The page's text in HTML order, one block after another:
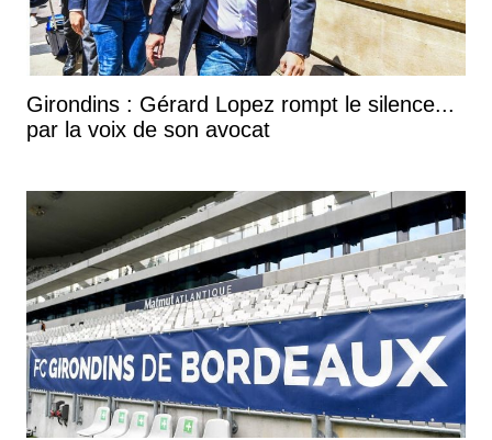
Girondins : Gérard Lopez rompt le silence...
par la voix de son avocat